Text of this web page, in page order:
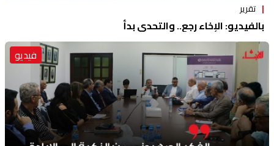
تقرير
بالفيديو: الإخاء رجع.. والتحدي بدأ
فيديو